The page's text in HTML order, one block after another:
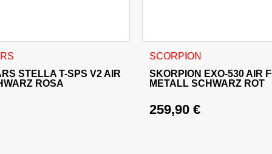
auf der Produktseite gewählt werden
STELLA T-SPS V2 AIR
ROSA
Preis war: 179,95 €
weist mehrere Varianten auf. Die Optionen können auf der
SCORPION
SKORPION EXO-530 AIR
METALL SCHWARZ ROT
259,90 €
Dieses Produkt weist